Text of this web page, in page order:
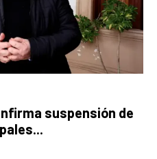
suspensión de